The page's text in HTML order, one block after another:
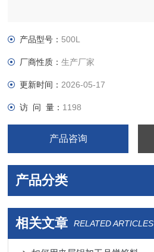
产品型号： 500L
厂商性质：生产厂家
更新时间： 2026-05-17
访 问 量： 1198
产品咨询
产品分类
相关文章 RELATED ARTICLES